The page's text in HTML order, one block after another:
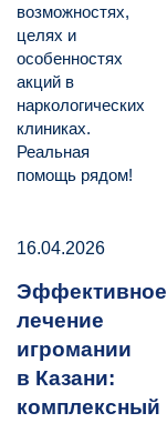
возможностях,
целях и
особенностях
акций в
наркологических
клиниках.
Реальная
помощь рядом!
16.04.2026
Эффективное
лечение
игромании
в Казани:
комплексный